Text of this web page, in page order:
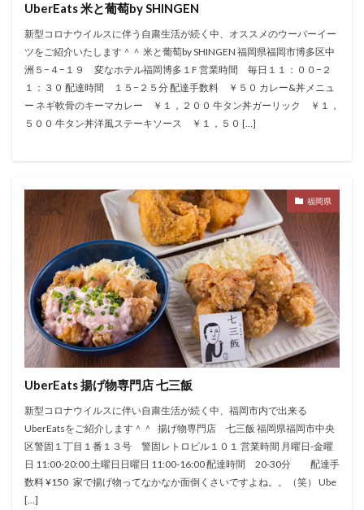
UberEats 米と葡萄by SHINGEN
新型コロナウイルスに伴う自粛生活が続く中、オススメのウーバーイー
ツをご紹介いたします＾＾ 米と葡萄by SHINGEN 福岡県福岡市博多区中
洲５−４−１９ 変なホテル福岡博多１F 営業時間 毎日１１：００−２
１：３０ 配達時間 １５−２５分 配達手数料 ￥５０ カレー&丼メニュ
ー ネギ軟骨のキーマカレー ￥１，２００ 牛タン丼ガーリック ￥１，
５００ 牛タン丼洋風ステーキソース ￥１，５０ […]
福岡県
UberEats 揚げ物専門店 七三飯
新型コロナウイルスに伴い自粛生活が続く中、福岡市内で出来る
UberEatsをご紹介します＾＾ 揚げ物専門店 七三飯 福岡県福岡市中央
区警固１丁目１番１３号 警固レトロビル１０１ 営業時間 月曜日-金曜
日 11:00-20:00 土曜日日曜日 11:00-16:00 配達時間 20-30分 配達手
数料 ¥150 家で揚げ物ってなかなか面倒くさいですよね。。（笑） Ube
[…]